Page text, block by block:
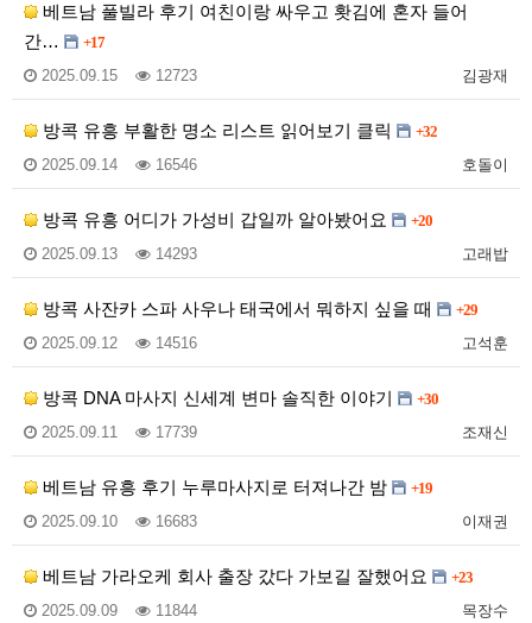
베트남 풀빌라 후기 여친이랑 싸우고 홧김에 혼자 들어
간…
+17
김광재
2025.09.15 12723
방콕 유흥 부활한 명소 리스트 읽어보기 클릭 +32
호돌이
2025.09.14 16546
방콕 유흥 어디가 가성비 갑일까 알아봤어요 +20
고래밥
2025.09.13 14293
방콕 사잔카 스파 사우나 태국에서 뭐하지 싶을 때 +29
고석훈
2025.09.12 14516
방콕 DNA 마사지 신세계 변마 솔직한 이야기 +30
조재신
2025.09.11 17739
베트남 유흥 후기 누루마사지로 터져나간 밤 +19
이재권
2025.09.10 16683
베트남 가라오케 회사 출장 갔다 가보길 잘했어요 +23
목장수
2025.09.09 11844